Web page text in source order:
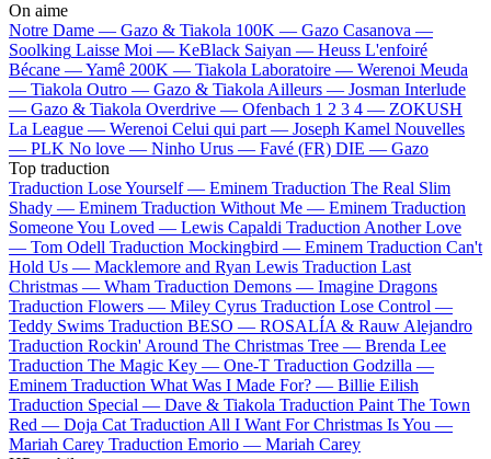
On aime
Notre Dame — Gazo & Tiakola 100K — Gazo Casanova —
Soolking Laisse Moi — KeBlack Saiyan — Heuss L'enfoiré
Bécane —Yamê 200K — Tiakola Laboratoire — Werenoi Meuda
— Tiakola Outro — Gazo & TiakolaAilleurs — Josman Interlude
— Gazo & Tiakola Overdrive — Ofenbach 1 2 3 4 — ZOKUSH
La League — Werenoi Celui qui part — Joseph Kamel Nouvelles
— PLK No love — Ninho Urus — Favé (FR) DIE — Gazo
Top traduction
Traduction Lose Yourself — Eminem Traduction The Real Slim
Shady — Eminem Traduction Without Me — Eminem Traduction
Someone You Loved — Lewis Capaldi Traduction Another Love
— Tom Odell Traduction Mockingbird — Eminem Traduction Can't
Hold Us — Macklemore and Ryan Lewis Traduction Last
Christmas — Wham Traduction Demons — Imagine Dragons
Traduction Flowers — Miley Cyrus Traduction Lose Control —
Teddy Swims Traduction BESO — ROSALÍA & Rauw Alejandro
Traduction Rockin' Around The Christmas Tree — Brenda Lee
Traduction The Magic Key — One-T Traduction Godzilla —
Eminem Traduction What Was I Made For? — Billie Eilish
Traduction Special — Dave & Tiakola Traduction Paint The Town
Red — Doja Cat Traduction All I Want For Christmas Is You —
Mariah Carey Traduction Emorio — Mariah Carey